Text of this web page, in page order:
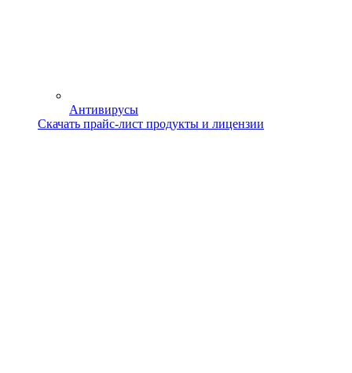
Антивирусы
Скачать прайс-лист продукты и лицензии